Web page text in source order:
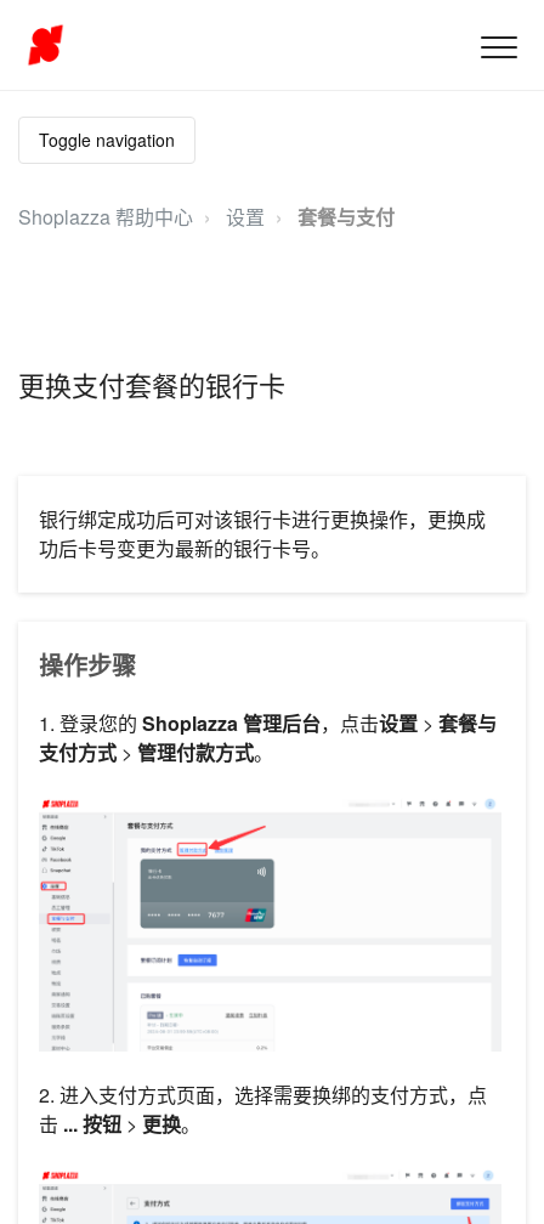
Toggle navigation
Shoplazza 帮助中心 设置 套餐与支付
更换支付套餐的银行卡
银行绑定成功后可对该银行卡进行更换操作，更换成
功后卡号变更为最新的银行卡号。
操作步骤
1. 登录您的 Shoplazza 管理后台，点击设置 > 套餐与
支付方式 > 管理付款方式。
2. 进入支付方式页面，选择需要换绑的支付方式，点
击 ... 按钮 > 更换。